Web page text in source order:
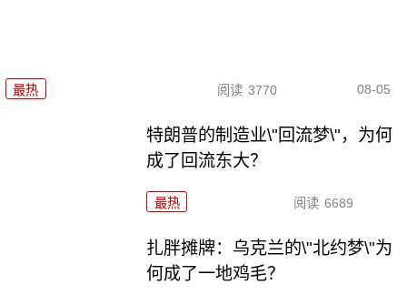
最热 阅读 3770 08-05
特朗普的制造业\"回流梦\"，为何
成了回流东大？
最热 阅读 6689
扎胖摊牌：乌克兰的\"北约梦\"为
何成了一地鸡毛？